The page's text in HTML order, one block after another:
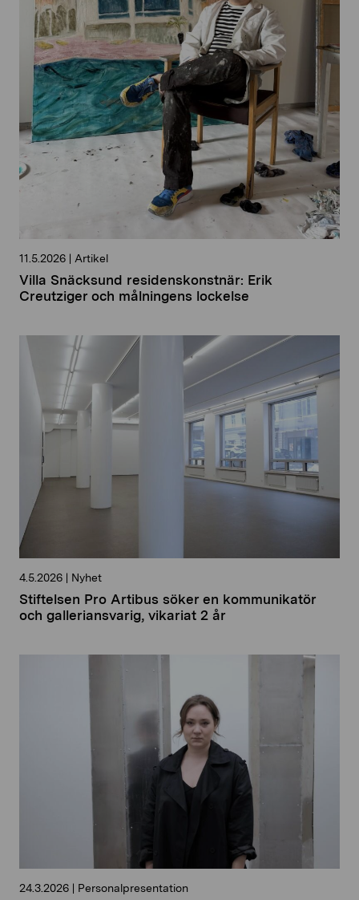
11.5.2026 | Artikel
Villa Snäcksund residenskonstnär: Erik
Creutziger och målningens lockelse
4.5.2026 | Nyhet
Stiftelsen Pro Artibus söker en kommunikatör
och galleriansvarig, vikariat 2 år
24.3.2026 | Personalpresentation